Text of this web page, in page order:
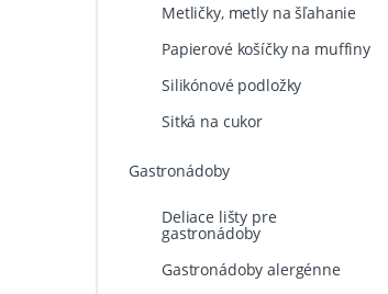
Metličky, metly na šľahanie
Papierové košíčky na muffiny
Silikónové podložky
Sitká na cukor
Gastronádoby
Deliace lišty pre
gastronádoby
Gastronádoby alergénne